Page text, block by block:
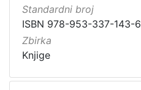
Standardni broj
ISBN 978-953-337-143-6
Zbirka
Knjige